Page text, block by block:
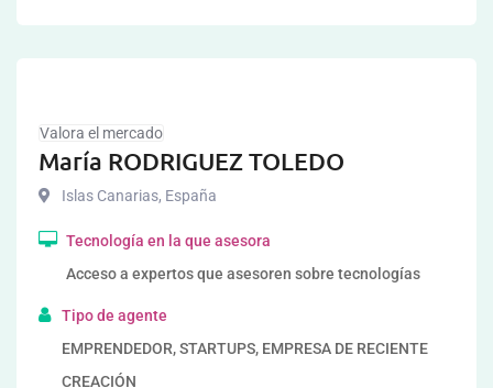
Valora el mercado
María RODRIGUEZ TOLEDO
Islas Canarias, España
Tecnología en la que asesora
Acceso a expertos que asesoren sobre tecnologías
Tipo de agente
EMPRENDEDOR, STARTUPS, EMPRESA DE RECIENTE
CREACIÓN